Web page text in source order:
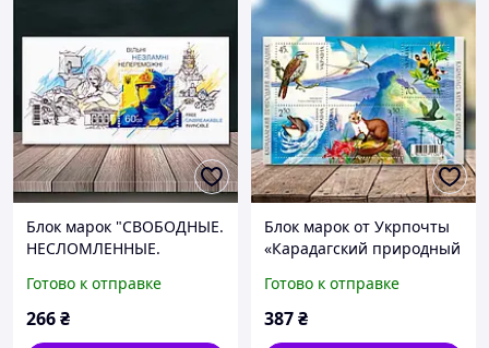
Блок марок "СВОБОДНЫЕ.
НЕСЛОМЛЕННЫЕ.
перфорации, 2022
Готово к отправке
266₴
Блок марок от Укрпочты
«Карадагский природный
2005
Готово к отправке
387₴